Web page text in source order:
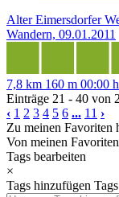
Alter Eimersdorfer
Wandern, 09.01.2011
7,8 km 160 m 00:00
Einträge 21 - 40 von
‹ 1 2 3 4 5 6 ... 11 ›
Zu meinen Favoriten
Von meinen
Tags bearbeiten
×
Tags hinzufügen Tags